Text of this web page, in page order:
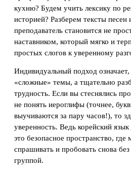
кухню? Будем учить лексику по
историей? Разберем тексты
преподаватель становится не
наставником, который мягко и
простых слогов к уверенному
Индивидуальный подход
«сложные» темы, а тщательно
трудность. Если вы стеснялись
не понять иероглифы (точнее,
выучиваются за пару часов!), то
уверенность. Ведь корейский
это безопасное пространство,
спрашивать и пробовать снова
группой.